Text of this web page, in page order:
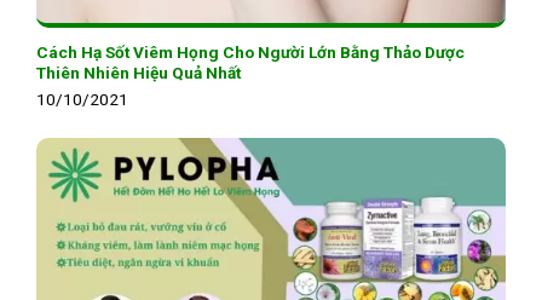
Cách Hạ Sốt Viêm Họng Cho Người Lớn Bằng Thảo Dược
Thiên Nhiên Hiệu Quả Nhất
10/10/2021